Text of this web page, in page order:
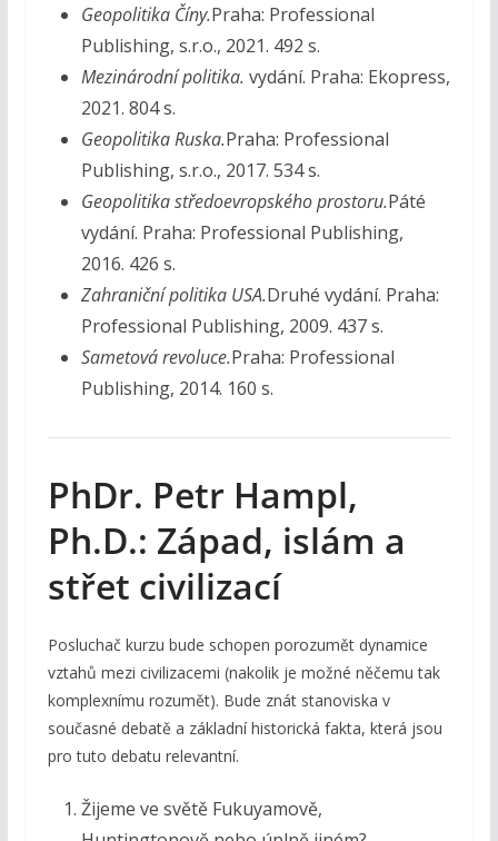
Geopolitika Číny.Praha: Professional
Publishing, s.r.o., 2021. 492 s.
Mezinárodní politika. vydání. Praha: Ekopress,
2021. 804 s.
Geopolitika Ruska.Praha: Professional
Publishing, s.r.o., 2017. 534 s.
Geopolitika středoevropského prostoru.Páté
vydání. Praha: Professional Publishing,
2016. 426 s.
Zahraniční politika USA.Druhé vydání. Praha:
Professional Publishing, 2009. 437 s.
Sametová revoluce.Praha: Professional
Publishing, 2014. 160 s.
PhDr. Petr Hampl,
Ph.D.: Západ, islám a
střet civilizací
Posluchač kurzu bude schopen porozumět dynamice
vztahů mezi civilizacemi (nakolik je možné něčemu tak
komplexnímu rozumět). Bude znát stanoviska v
současné debatě a základní historická fakta, která jsou
pro tuto debatu relevantní.
Žijeme ve světě Fukuyamově,